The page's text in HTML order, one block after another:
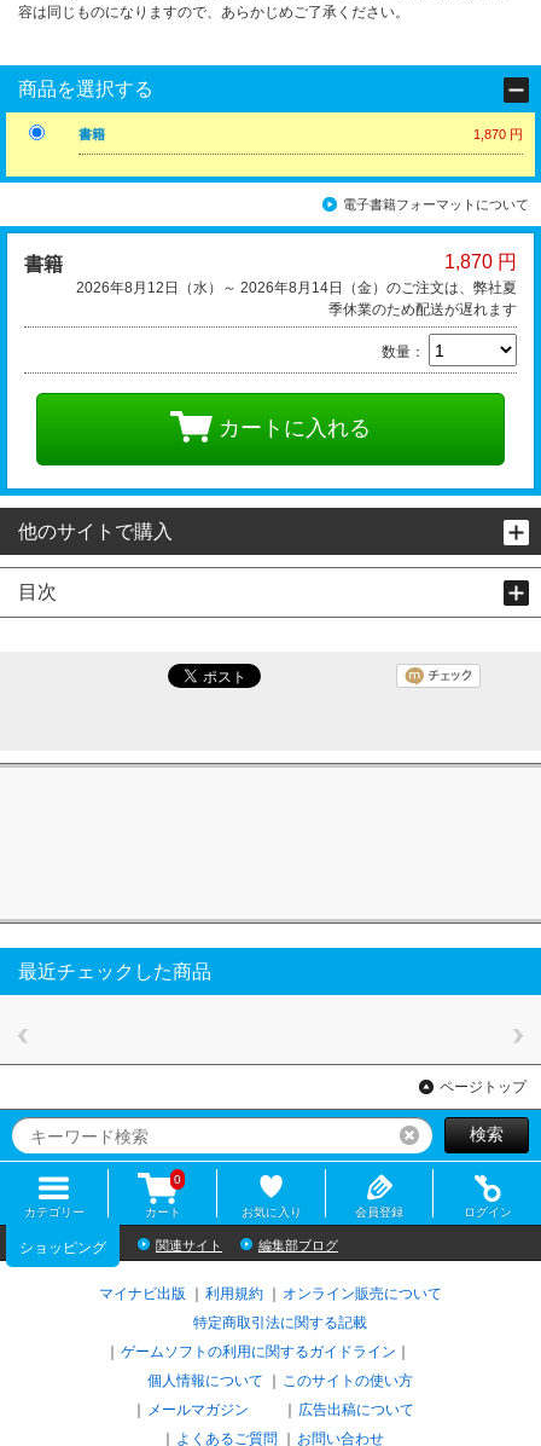
容は同じものになりますので、あらかじめご了承ください。
商品を選択する
書籍 1,870 円
電子書籍フォーマットについて
書籍 1,870 円
2026年8月12日（水）～ 2026年8月14日（金）のご注文は、弊社夏
季休業のため配送が遅れます
数量：
カートに入れる
他のサイトで購入
目次
最近チェックした商品
ページトップ
リセット検索
カテゴリー カート
0
お気に入り 会員登録 ログイン
ショッピング 関連サイト 編集部ブログ
マイナビ出版 利用規約
オンライン販売について
特定商取引法に関する記載
ゲームソフトの利用に関するガイドライン
個人情報について
このサイトの使い方
メールマガジン
広告出稿について
よくあるご質問
お問い合わせ